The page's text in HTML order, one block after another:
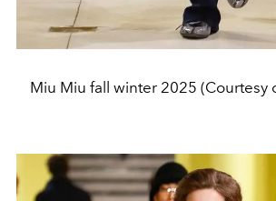
Miu Miu fall winter 2025 (Courtesy